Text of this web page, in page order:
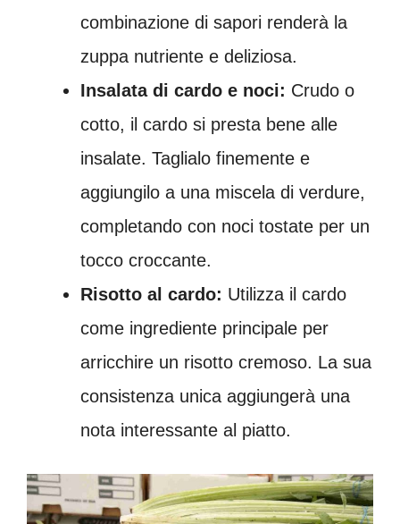
combinazione di sapori renderà la
zuppa nutriente e deliziosa.
Insalata di cardo e noci: Crudo o
cotto, il cardo si presta bene alle
insalate. Taglialo finemente e
aggiungilo a una miscela di verdure,
completando con noci tostate per un
tocco croccante.
Risotto al cardo: Utilizza il cardo
come ingrediente principale per
arricchire un risotto cremoso. La sua
consistenza unica aggiungerà una
nota interessante al piatto.